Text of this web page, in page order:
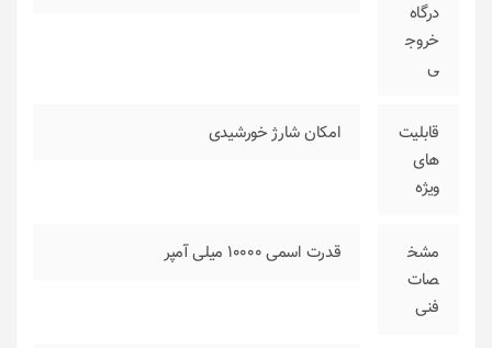
درگاه
خروج
ی
قابلیت
های
ویژه
امکان شارژ خورشیدی
مشخ
صات
فنی
قدرت اسمی 10000 میلی آمپر